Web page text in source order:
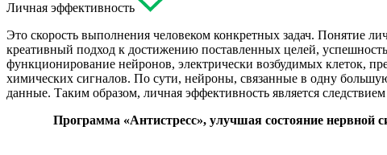
Личная эффективность
Это скорость выполнения человеком конкретных задач. Понятие
креативный подход к достижению поставленных целей,
функционирование нейронов, электрически возбудимых клеток,
химических сигналов. По сути, нейроны, связанные в одну
данные. Таким образом, личная эффективность является
Программа «Антистресс», улучшая состояние нервной